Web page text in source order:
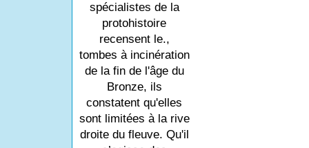
spécialistes de la
protohistoire
recensent le.,
tombes à incinération
de la fin de l'âge du
Bronze, ils
constatent qu'elles
sont limitées à la rive
droite du fleuve. Qu'il